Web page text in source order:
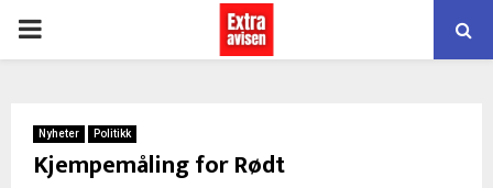
PRIMARY
Nyheter Politikk
Kjempemåling for Rødt